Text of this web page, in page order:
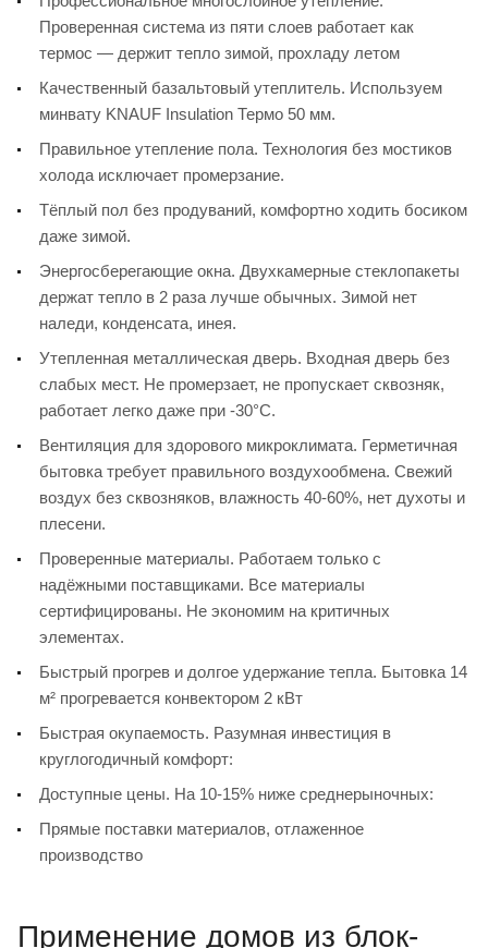
Проверенная система из пяти слоев работает как
термос — держит тепло зимой, прохладу летом
Качественный базальтовый утеплитель. Используем
минвату KNAUF Insulation Термо 50 мм.
Правильное утепление пола. Технология без мостиков
холода исключает промерзание.
Тёплый пол без продуваний, комфортно ходить босиком
даже зимой.
Энергосберегающие окна. Двухкамерные стеклопакеты
держат тепло в 2 раза лучше обычных. Зимой нет
наледи, конденсата, инея.
Утепленная металлическая дверь. Входная дверь без
слабых мест. Не промерзает, не пропускает сквозняк,
работает легко даже при -30°C.
Вентиляция для здорового микроклимата. Герметичная
бытовка требует правильного воздухообмена. Свежий
воздух без сквозняков, влажность 40-60%, нет духоты и
плесени.
Проверенные материалы. Работаем только с
надёжными поставщиками. Все материалы
сертифицированы. Не экономим на критичных
элементах.
Быстрый прогрев и долгое удержание тепла. Бытовка 14
м² прогревается конвектором 2 кВт
Быстрая окупаемость. Разумная инвестиция в
круглогодичный комфорт:
Доступные цены. На 10-15% ниже среднерыночных:
Прямые поставки материалов, отлаженное
производство
Применение домов из блок-